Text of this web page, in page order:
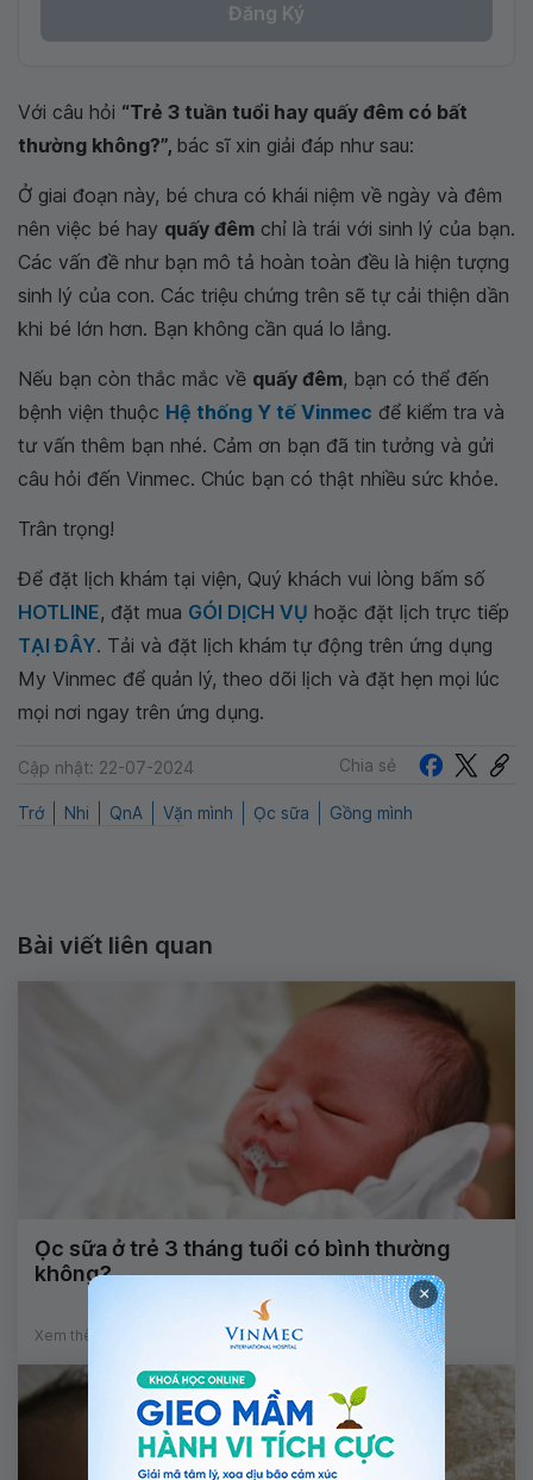
Đăng Ký
Với câu hỏi “Trẻ 3 tuần tuổi hay quấy đêm có bất
thường không?”, bác sĩ xin giải đáp như sau:
Ở giai đoạn này, bé chưa có khái niệm về ngày và đêm
nên việc bé hay quấy đêm chỉ là trái với sinh lý của bạn.
Các vấn đề như bạn mô tả hoàn toàn đều là hiện tượng
sinh lý của con. Các triệu chứng trên sẽ tự cải thiện dần
khi bé lớn hơn. Bạn không cần quá lo lắng.
Nếu bạn còn thắc mắc về quấy đêm, bạn có thể đến
bệnh viện thuộc Hệ thống Y tế Vinmec để kiểm tra và
tư vấn thêm bạn nhé. Cảm ơn bạn đã tin tưởng và gửi
câu hỏi đến Vinmec. Chúc bạn có thật nhiều sức khỏe.
Trân trọng!
Để đặt lịch khám tại viện, Quý khách vui lòng bấm số
HOTLINE, đặt mua GÓI DỊCH VỤ hoặc đặt lịch trực tiếp
TẠI ĐÂY. Tải và đặt lịch khám tự động trên ứng dụng
My Vinmec để quản lý, theo dõi lịch và đặt hẹn mọi lúc
mọi nơi ngay trên ứng dụng.
Cập nhật: 22-07-2024 Chia sẻ
Trớ Nhi QnA Vặn mình Ọc sữa Gồng mình
Bài viết liên quan
Ọc sữa ở trẻ 3 tháng tuổi có bình thường
không?
Xem thêm
×